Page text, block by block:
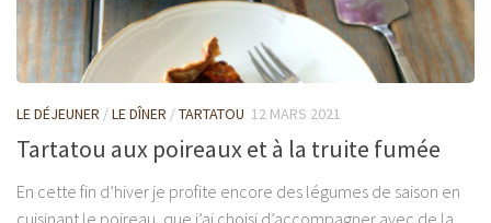
LE DÉJEUNER /LE DÎNER /TARTATOU 12 MARS 2021
Tartatou aux poireaux et à la truite fumée
En cette fin d’hiver je profite encore des légumes de saison en